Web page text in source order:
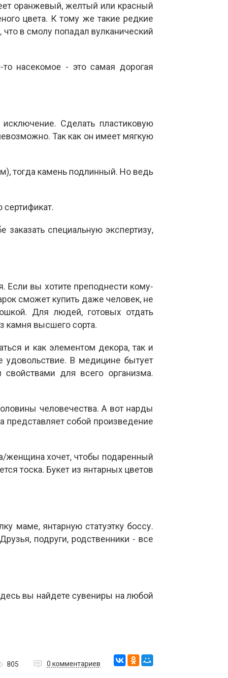
оранжевый, желтый или красный
цвета. К тому же такие редкие
в смолу попадал вулканический
насекомое - это самая дорогая
Сделать пластиковую
Так как он имеет мягкую
тогда камень подлинный. Но ведь
специальную экспертизу,
Если вы хотите преподнести кому-
сможет купить даже человек, не
Для людей, готовых отдать
камня высшего сорта.
и как элементом декора, так и
В медицине бытует
для всего организма.
человечества. А вот нарды
собой произведение
хочет, чтобы подаренный
тоска. Букет из янтарных цветов
маме, янтарную статуэтку боссу.
подруги, родственники - все
вы найдете сувениры на любой
0 комментариев
805